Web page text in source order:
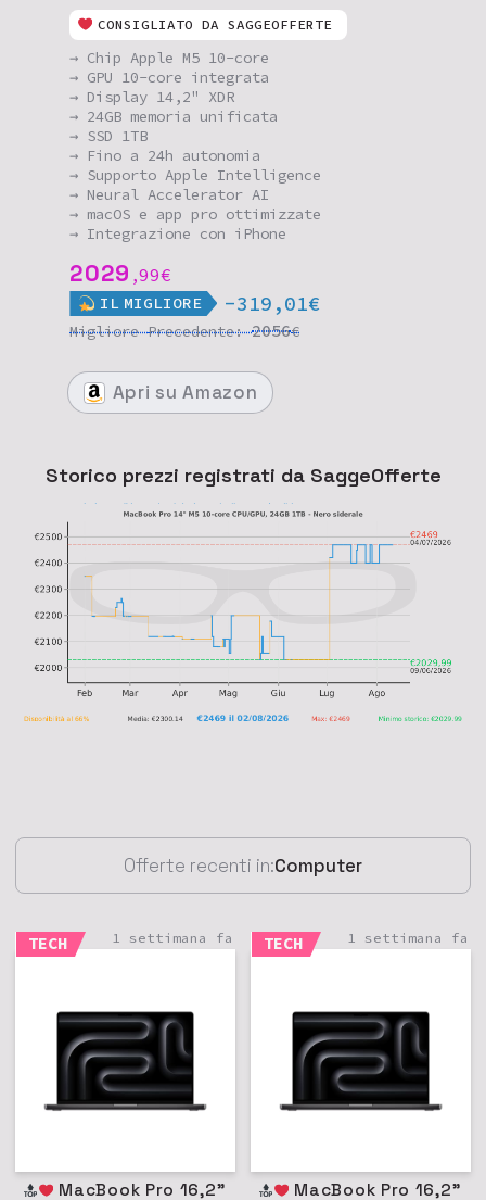
CONSIGLIATO DA SAGGEOFFERTE
→ Chip Apple M5 10-core
→ GPU 10-core integrata
→ Display 14,2" XDR
→ 24GB memoria unificata
→ SSD 1TB
→ Fino a 24h autonomia
→ Supporto Apple Intelligence
→ Neural Accelerator AI
→ macOS e app pro ottimizzate
→ Integrazione con iPhone
2029 ,99€
IL MIGLIORE -319,01€
MigliorePrecedente:2056€
Apri su Amazon
Storico prezzi registrati da SaggeOfferte
Offerte recenti in:Computer
TECH 1 settimana fa TECH 1 settimana fa